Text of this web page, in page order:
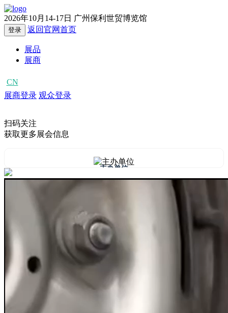
2026年10月14-17日 广州保利世贸博览馆
登录 返回官网首页
展品
展商
CN
展商登录 观众登录
扫码关注
获取更多展会信息
主办单位